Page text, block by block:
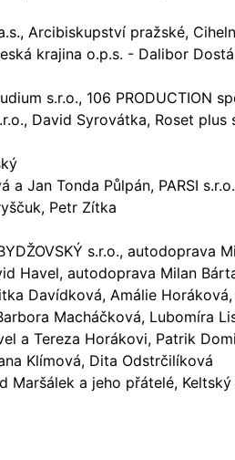
Arcibiskupství pražské,
krajina o.p.s. - Dalibor
s.r.o., 106 PRODUCTION
David Syrovátka, Roset
a Jan Tonda Půlpán, PARSI
Petr Zítka
s.r.o., autodoprava
Havel, autodoprava Milan
Davídková, Amálie
Macháčková, Lubomíra
a Tereza Horákovi, Patrik
Klímová, Dita Odstrčilíková
Maršálek a jeho přátelé,